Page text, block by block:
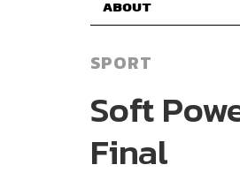
ABOUT
SPORT
Soft
Final